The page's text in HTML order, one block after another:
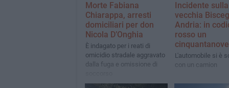
Morte Fabiana
Chiarappa, arresti
domiciliari per don
Nicola D’Onghia
È indagato per i reati di
omicidio stradale aggravato
dalla fuga e omissione di
Incidente
vecchia
Andria: in
rosso un
L'automobile si è
con un camion